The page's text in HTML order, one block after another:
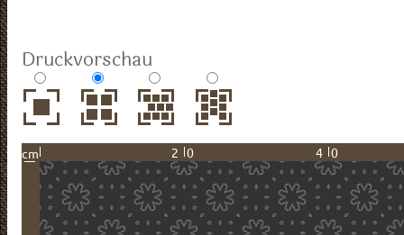
Druckvorschau
cm 20 40